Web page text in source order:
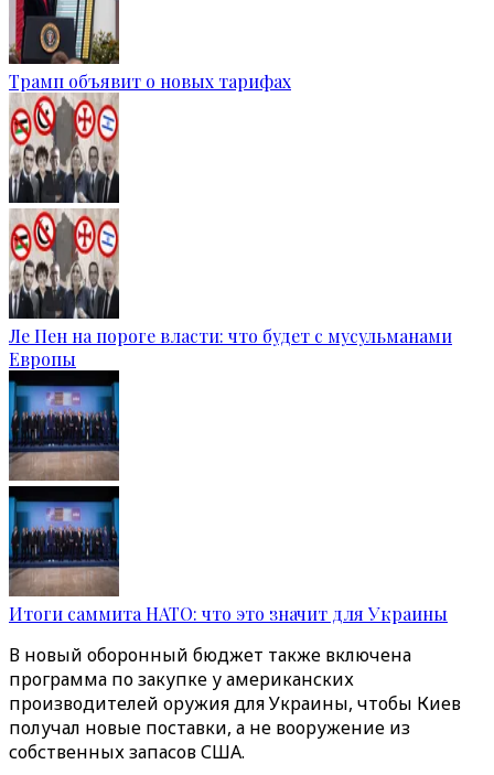
Трамп объявит о новых тарифах
Ле Пен на пороге власти: что будет с мусульманами
Европы
Итоги саммита НАТО: что это значит для Украины
В новый оборонный бюджет также включена
программа по закупке у американских
производителей оружия для Украины, чтобы Киев
получал новые поставки, а не вооружение из
собственных запасов США.